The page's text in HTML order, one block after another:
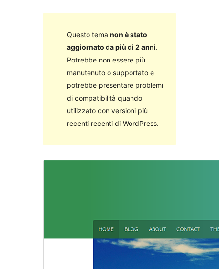
Questo tema non è stato
aggiornato da più di 2 anni.
Potrebbe non essere più
manutenuto o supportato e
potrebbe presentare problemi
di compatibilità quando
utilizzato con versioni più
recenti recenti di WordPress.